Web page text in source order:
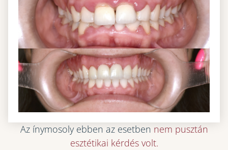
Az ínymosoly ebben az esetben nem pusztán
esztétikai kérdés volt.